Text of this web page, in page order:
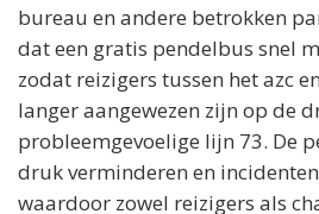
bureau en andere betrokken
dat een gratis pendelbus snel
zodat reizigers tussen het azc
langer aangewezen zijn op de
probleemgevoelige lijn 73. De
druk verminderen en
waardoor zowel reizigers als